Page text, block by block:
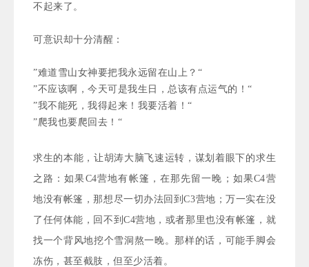
不起来了。
可意识却十分清醒：
”难道雪山女神要把我永远留在山上？“
”不应该啊，今天可是我生日，总该有点运气的！“
”我不能死，我得起来！我要活着！“
”爬我也要爬回去！“
求生的本能，让胡涛大脑飞速运转，谋划着眼下的求生
之路：如果C4营地有帐篷，在那先留一晚；如果C4营
地没有帐篷，那想尽一切办法回到C3营地；万一实在没
了任何体能，回不到C4营地，或者那里也没有帐篷，就
找一个背风地挖个雪洞熬一晚。那样的话，可能手脚会
冻伤，甚至截肢，但至少活着。